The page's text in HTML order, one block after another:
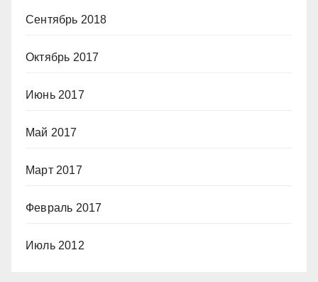
Сентябрь 2018
Октябрь 2017
Июнь 2017
Май 2017
Март 2017
Февраль 2017
Июль 2012